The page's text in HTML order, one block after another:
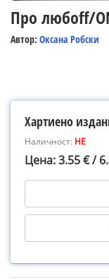
Про любоff/
Автор: Оксана Робски
Хартиено
Наличност: НЕ
Цена: 3.55 € /